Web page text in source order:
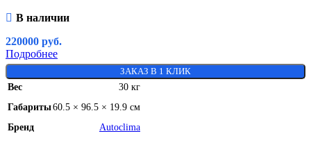
В наличии
220000 руб.
Подробнее
ЗАКАЗ В 1 КЛИК
Вес
30 кг
Габариты60.5 × 96.5 × 19.9 см
Бренд
Autoclima